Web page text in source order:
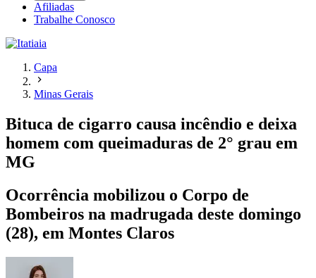
Afiliadas
Trabalhe Conosco
Capa
Minas Gerais
Bituca de cigarro causa incêndio e deixa
homem com queimaduras de 2° grau em
MG
Ocorrência mobilizou o Corpo de
Bombeiros na madrugada deste domingo
(28), em Montes Claros